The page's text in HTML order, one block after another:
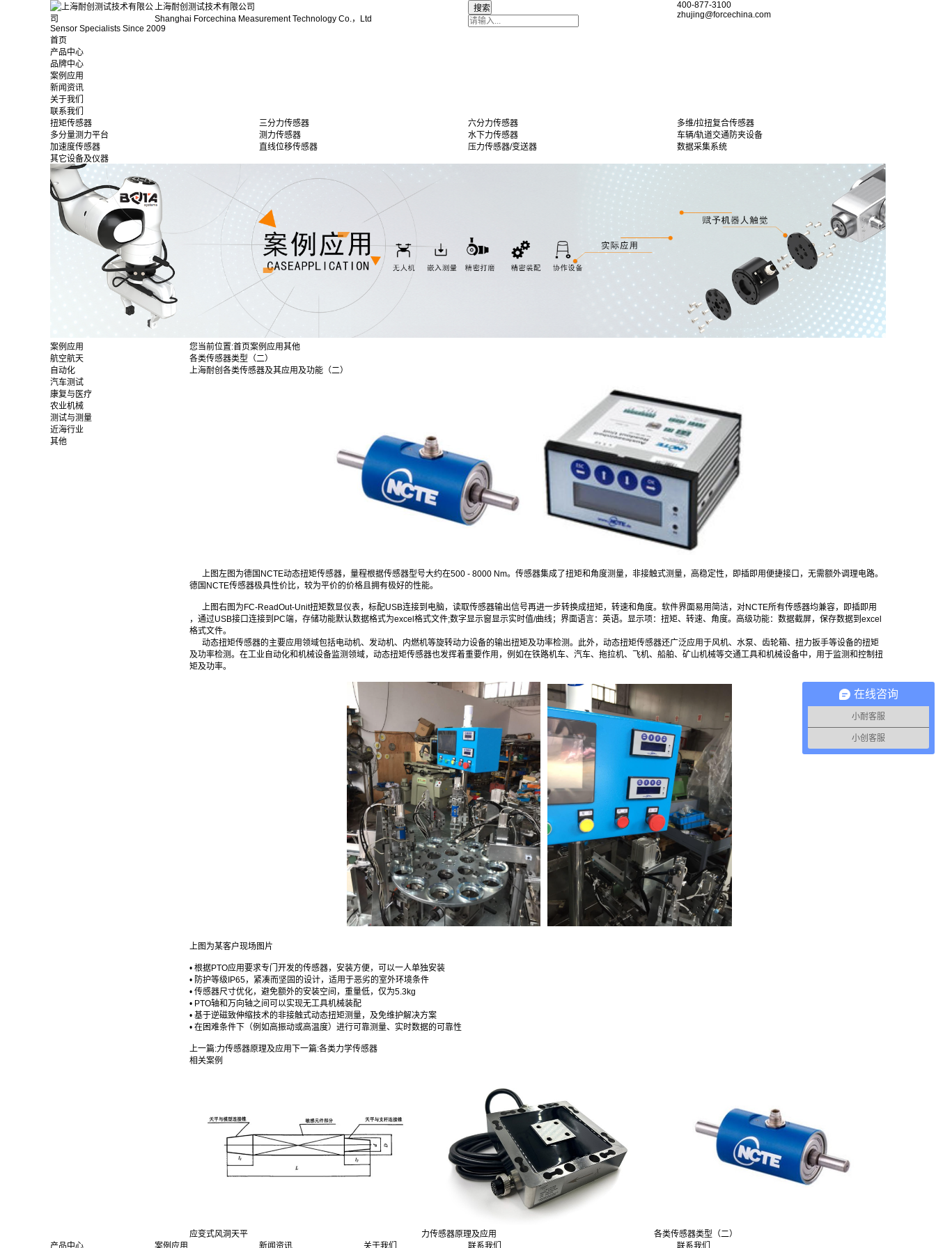
上海耐创测试技术有限公司
Shanghai Forcechina Measurement Technology Co.，Ltd
Sensor Specialists Since 2009
400-877-3100
zhujing@forcechina.com
首页
产品中心
品牌中心
案例应用
新闻资讯
关于我们
联系我们
扭矩传感器
三分力传感器 六分力传感器
多维/拉扭复合传感器
多分量测力平台
测力传感器 水下力传感器
车辆/轨道交通防夹设备
加速度传感器
直线位移传感器 压力传感器/变送器
数据采集系统
其它设备及仪器
案例应用
航空航天
自动化
汽车测试
康复与医疗
农业机械
测试与测量
近海行业
其他
您当前位置:首页案例应用其他
各类传感器类型（二）
上海耐创各类传感器及其应用及功能（二）
上图左图为德国NCTE动态扭矩传感器，量程根据传感器型号大约在500 - 8000 Nm。传感器集成了扭矩和角度测量，非接触式测量，高稳定性，即插即用便捷接口，无需额外调理电路。
德国NCTE传感器极具性价比，较为平价的价格且拥有极好的性能。
上图右图为FC-ReadOut-Unit扭矩数显仪表，标配USB连接到电脑，读取传感器输出信号再进一步转换成扭矩，转速和角度。软件界面易用简洁，对NCTE所有传感器均兼容，即插即用
，通过USB接口连接到PC端，存储功能默认数据格式为excel格式文件;数字显示窗显示实时值/曲线；界面语言：英语。显示项：扭矩、转速、角度。高级功能：数据截屏，保存数据到excel
格式文件。
动态扭矩传感器的主要应用领域包括电动机、发动机、内燃机等旋转动力设备的输出扭矩及功率检测‌。此外，动态扭矩传感器还广泛应用于风机、水泵、齿轮箱、扭力扳手等设备的扭矩
及功率检测‌。在工业自动化和机械设备监测领域，动态扭矩传感器也发挥着重要作用，例如在铁路机车、汽车、拖拉机、飞机、船舶、矿山机械等交通工具和机械设备中，用于监测和控制扭
矩及功率‌。
上图为某客户现场图片
• 根据PTO应用要求专门开发的传感器，安装方便，可以一人单独安装
• 防护等级IP65，紧凑而坚固的设计，适用于恶劣的室外环境条件
• 传感器尺寸优化，避免额外的安装空间，重量低，仅为5.3kg
• PTO轴和万向轴之间可以实现无工具机械装配
• 基于逆磁致伸缩技术的非接触式动态扭矩测量，及免维护解决方案
• 在困难条件下（例如高振动或高温度）进行可靠测量、实时数据的可靠性
上一篇:力传感器原理及应用 下一篇:各类力学传感器
相关案例
应变式风洞天平 力传感器原理及应用
各类传感器类型（二）
产品中心
案例应用 新闻资讯 关于我们 联系我们 联系我们
在线咨询
小耐客服
小创客服